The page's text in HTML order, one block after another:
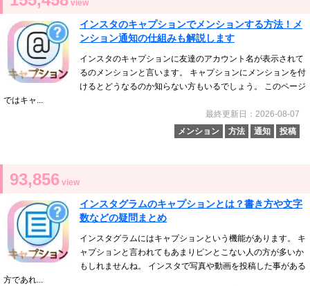
view
インスタのキャプションでメンションする方法！メ
ンション通知の仕組みも解説します
インスタのキャプションに友達のアカウント名が表示されて
るのメンションと言います。 キャプションにメンションを付
けるとどうなるのか知らない方もいるでしょう。 このページ
ではキャ...
最終更新日：2026-08-07
メンション
方法 通知 投稿
93,856 view
インスタグラムのキャプションとは？書き方や文字
数などの疑問まとめ
インスタグラムにはキャプションという機能があります。 キ
ャプションと言われてもあまりピンとこない人の方が多いか
もしれませんね。 インスタで写真や動画を投稿した事がある
方であれ...